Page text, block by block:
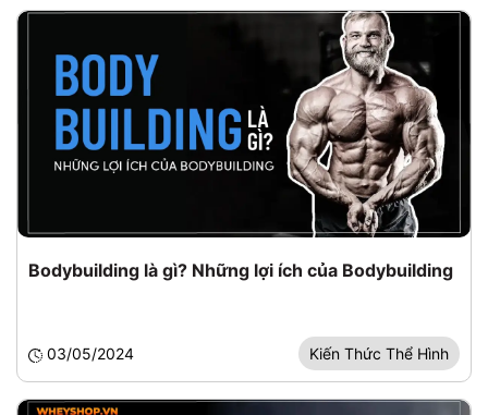
Bodybuilding là gì? Những lợi ích của Bodybuilding
03/05/2024 Kiến Thức Thể Hình